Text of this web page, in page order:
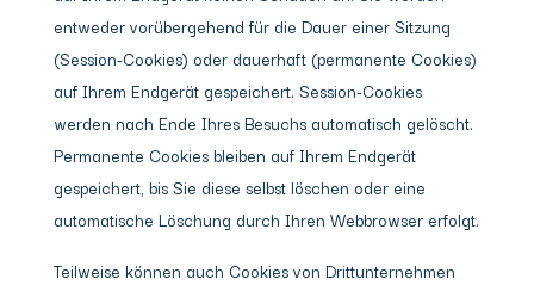
entweder vorübergehend für die Dauer einer Sitzung
(Session-Cookies) oder dauerhaft (permanente Cookies)
auf Ihrem Endgerät gespeichert. Session-Cookies
werden nach Ende Ihres Besuchs automatisch gelöscht.
Permanente Cookies bleiben auf Ihrem Endgerät
gespeichert, bis Sie diese selbst löschen oder eine
automatische Löschung durch Ihren Webbrowser erfolgt.
Teilweise können auch Cookies von Drittunternehmen